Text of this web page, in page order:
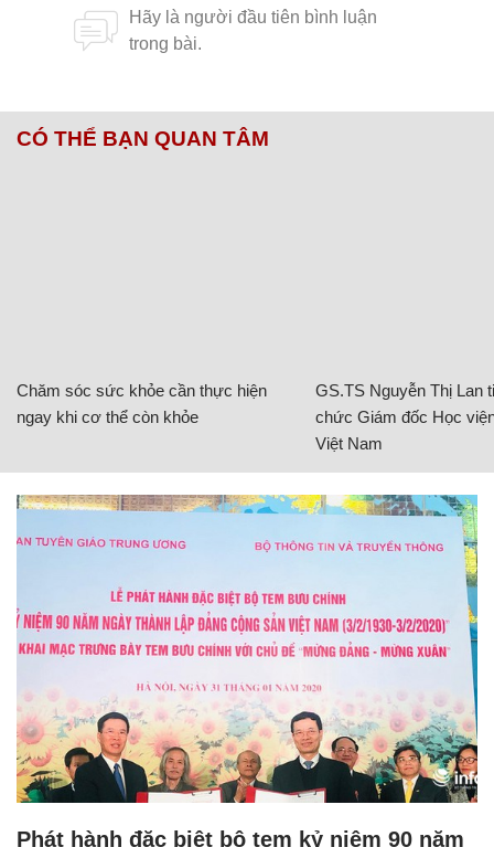
CÓ THỂ BẠN QUAN TÂM
Chăm sóc sức khỏe cần thực hiện
ngay khi cơ thể còn khỏe
GS.TS Nguyễn Thị Lan
chức Giám đốc Học
Việt Nam
Phát hành đặc biệt bộ tem kỷ niệm 90 năm